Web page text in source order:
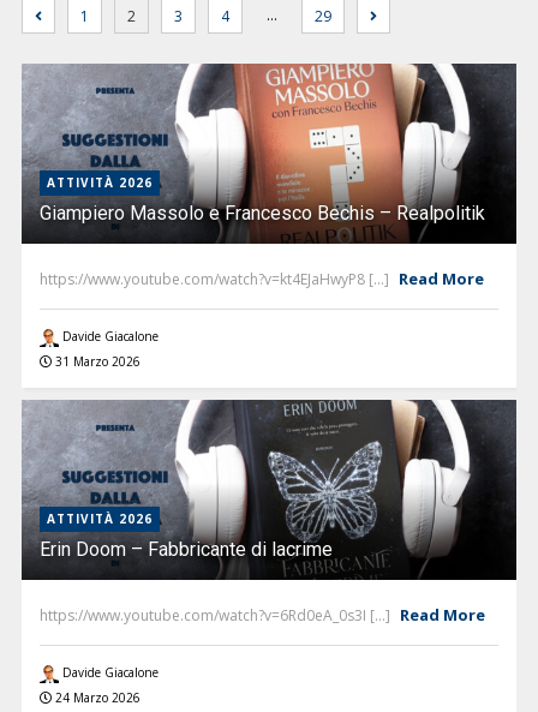
1 2 3 4 … 29
ATTIVITÀ 2026
Giampiero Massolo e Francesco Bechis – Realpolitik
https://www.youtube.com/watch?v=kt4EJaHwyP8 [...] Read More
Davide Giacalone
31 Marzo 2026
ATTIVITÀ 2026
Erin Doom – Fabbricante di lacrime
https://www.youtube.com/watch?v=6Rd0eA_0s3I [...] Read More
Davide Giacalone
24 Marzo 2026